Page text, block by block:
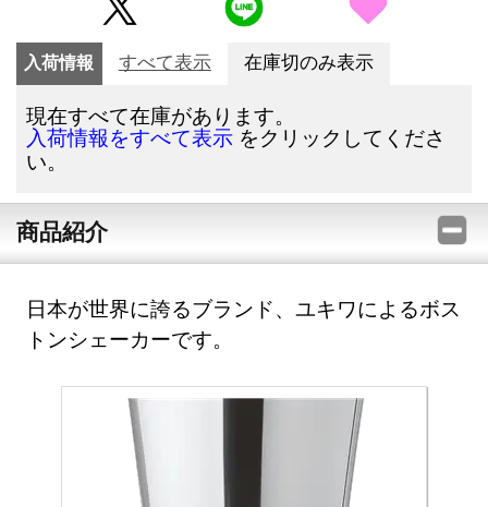
入荷情報 すべて表示 在庫切のみ表示
現在すべて在庫があります。
入荷情報をすべて表示 をクリックしてくださ
い。
商品紹介
日本が世界に誇るブランド、ユキワによるボス
トンシェーカーです。